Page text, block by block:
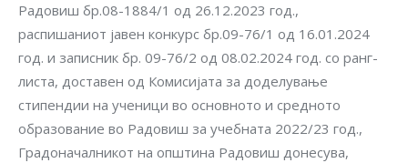
Радовиш бр.08-1884/1 од 26.12.2023 год.,
распишаниот јавен конкурс бр.09-76/1 од 16.01.2024
год. и записник бр. 09-76/2 од 08.02.2024 год. со ранг-
листа, доставен од Комисијата за доделување
стипендии на ученици во основното и средното
образование во Радовиш за учебната 2022/23 год.,
Градоначалникот на општина Радовиш донесува,